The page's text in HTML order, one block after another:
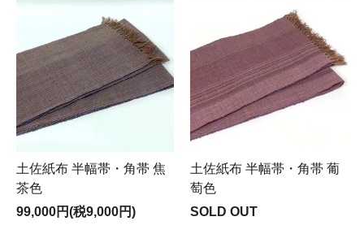
土佐紙布 半幅帯・角帯 焦
茶色
99,000円(税9,000円)
土佐紙布 半幅帯・角帯 葡
萄色
SOLD OUT